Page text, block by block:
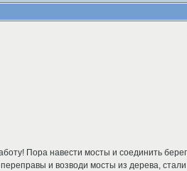
Пора навести мосты и соединить
и возводи мосты из дерева,